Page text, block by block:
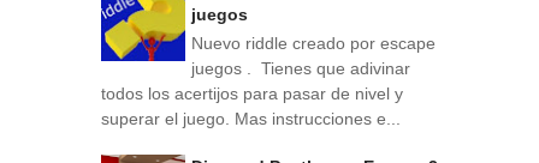
juegos
Nuevo riddle creado por escape
juegos . Tienes que adivinar
todos los acertijos para pasar de nivel y
superar el juego. Mas instrucciones e...